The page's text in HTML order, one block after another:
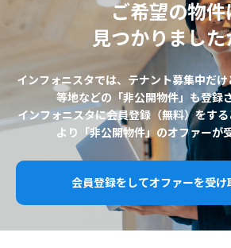
ご希望の物件
見つかりました
インフォニスタでは、テナント募集中だ
等地などの「非公開物件」も登録
インフォニスタに会員登録（無料）をす
より「非公開物件」のオファーが
会員登録をしてオファーを受け